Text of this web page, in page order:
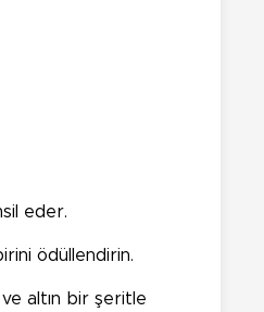
eder.
ödüllendirin.
altın bir şeritle